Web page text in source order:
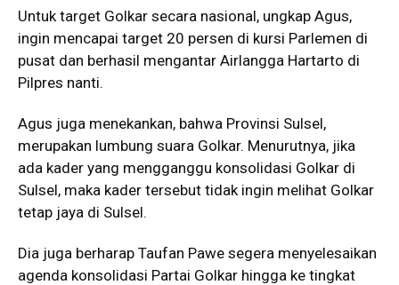
Untuk target Golkar secara nasional, ungkap Agus,
ingin mencapai target 20 persen di kursi Parlemen di
pusat dan berhasil mengantar Airlangga Hartarto di
Pilpres nanti.
Agus juga menekankan, bahwa Provinsi Sulsel,
merupakan lumbung suara Golkar. Menurutnya, jika
ada kader yang mengganggu konsolidasi Golkar di
Sulsel, maka kader tersebut tidak ingin melihat Golkar
tetap jaya di Sulsel.
Dia juga berharap Taufan Pawe segera menyelesaikan
agenda konsolidasi Partai Golkar hingga ke tingkat